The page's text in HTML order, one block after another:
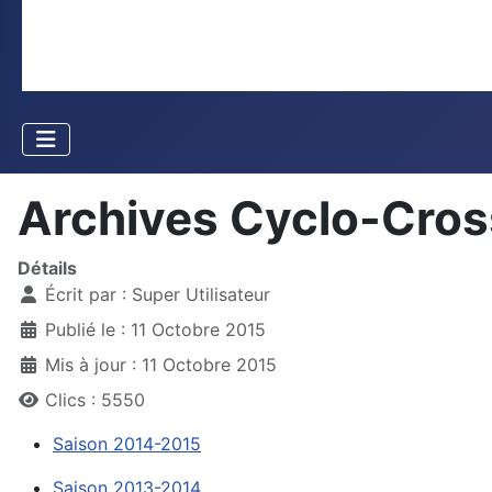
Archives Cyclo-
Détails
Écrit par : Super Utilisateur
Publié le : 11 Octobre 2015
Mis à jour : 11 Octobre 2015
Clics : 5550
Saison 2014-2015
Saison 2013-2014